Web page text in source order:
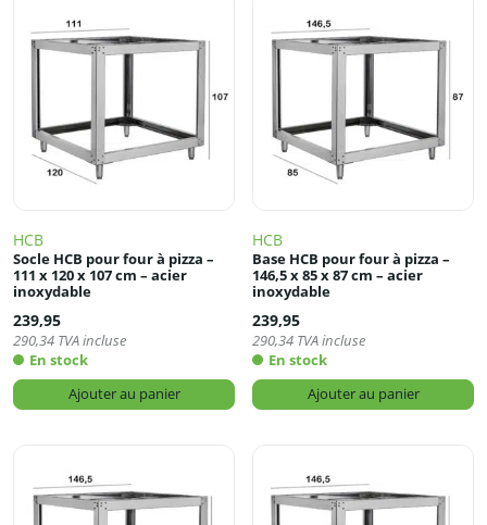
HCB
Socle HCB pour four à pizza –
111 x 120 x 107 cm – acier
inoxydable
239,95
290,34 TVA incluse
En stock
Ajouter au panier
HCB
Base HCB pour four à pizza –
146,5 x 85 x 87 cm – acier
inoxydable
239,95
290,34 TVA incluse
En stock
Ajouter au panier